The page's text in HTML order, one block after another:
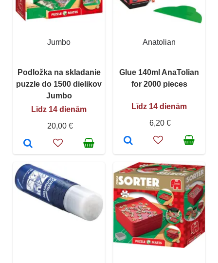
Jumbo
Podložka na skladanie
puzzle do 1500 dielikov
Jumbo
Līdz 14 dienām
20,00 €
Anatolian
Glue 140ml AnaTolian
for 2000 pieces
Līdz 14 dienām
6,20 €